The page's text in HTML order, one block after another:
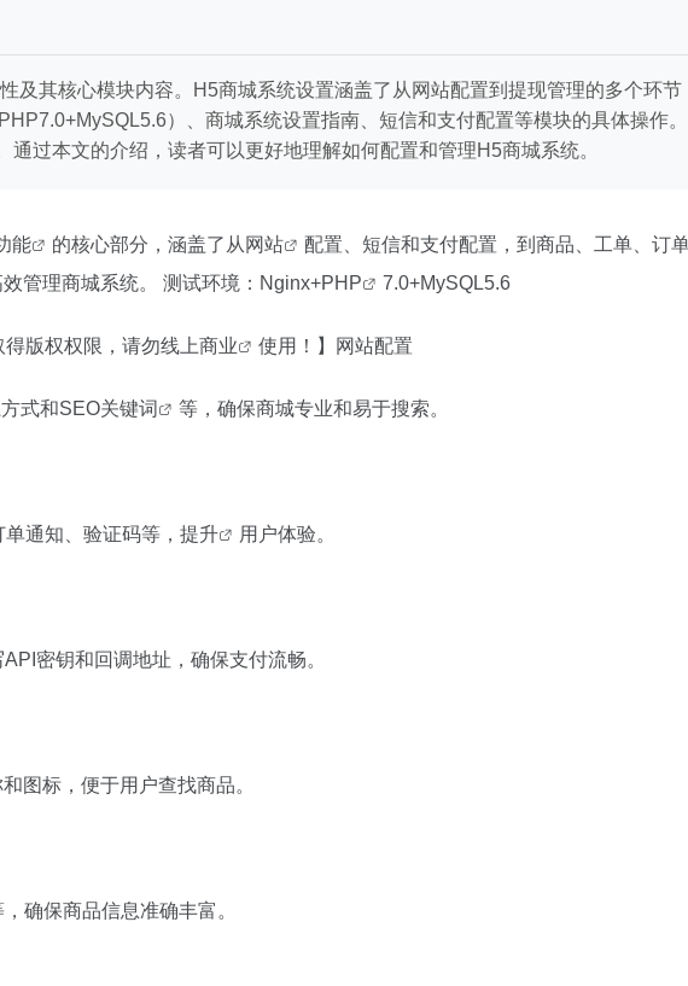
及其核心模块内容。H5商城系统设置涵盖了从网站配置到提现管理的多个环节
）、商城系统设置指南、短信和支付配置等模块的具体操作
过本文的介绍，读者可以更好地理解如何配置和管理H5商城系统。
能 的核心部分，涵盖了从 网站 配置、短信和支付配置，到商品、工单、订单
管理商城系统。 测试环境：Nginx+PHP 7.0+MySQL5.6
得版权权限，请勿线上商业 使用！】网站配置
方式和SEO关键词 等，确保商城专业和易于搜索。
单通知、验证码等， 提升 用户体验。
密钥和回调地址，确保支付流畅。
图标，便于用户查找商品。
，确保商品信息准确丰富。